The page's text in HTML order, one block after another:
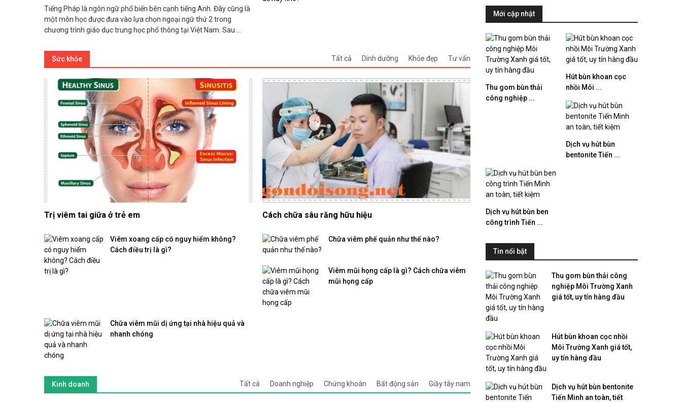
Tiếng Pháp là ngôn ngữ phổ biến bên cạnh tiếng Anh. Đây cũng là
một môn học được đưa vào lựa chọn ngoại ngữ thứ 2 trong
chương trình giáo dục trung học phổ thông tại Việt Nam. Sau ...
Sức khỏe Tất cả Dinh dưỡng Khỏe đẹp Tư vấn
Trị viêm tai giữa ở trẻ em Cách chữa sâu răng hữu hiệu
Viêm xoang cấp có nguy hiểm không?
Cách điều trị là gì?
Chữa viêm phế quản như thế nào?
Viêm mũi họng cấp là gì? Cách chữa viêm
mũi họng cấp
Chữa viêm mũi dị ứng tại nhà hiệu quả và
nhanh chóng
Kinh doanh Tất cả Doanh nghiệp Chứng khoán Bất động sản Giầy tây nam
Mới cập nhật
Thu gom bùn thải
công nghiệp ...
Hút bùn khoan cọc
nhồi Môi ...
Dịch vụ hút bùn
bentonite Tiến ...
Dịch vụ hút bùn ben
công trình Tiến ...
Tin nổi bật
Thu gom bùn thải công
nghiệp Môi Trường Xanh
giá tốt, uy tín hàng đầu
Hút bùn khoan cọc nhồi
Môi Trường Xanh giá tốt,
uy tín hàng đầu
Dịch vụ hút bùn bentonite
Tiến Minh an toàn, tiết